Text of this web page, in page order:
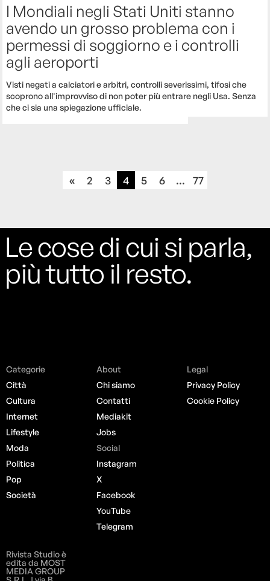
I Mondiali negli Stati Uniti stanno
avendo un grosso problema con i
permessi di soggiorno e i controlli
agli aeroporti
Visti negati a calciatori e arbitri, controlli severissimi, tifosi che
scoprono all'improvviso di non poter più entrare negli Usa. Senza
che ci sia una spiegazione ufficiale.
« 2 3 4 5 6 ... 77
Le cose di cui si parla,
più tutto il resto.
Categorie
Città
Cultura
Internet
Lifestyle
Moda
Politica
Pop
Società
About
Chi siamo
Contatti
Mediakit
Jobs
Social
Instagram
X
Facebook
YouTube
Telegram
Legal
Privacy Policy
Cookie Policy
Rivista Studio è
edita da MOST
MEDIA GROUP